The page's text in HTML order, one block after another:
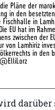
die Pläne der
in den
Fischhalle in
EU hat im
zwischen der
von Lamhiriz
in den